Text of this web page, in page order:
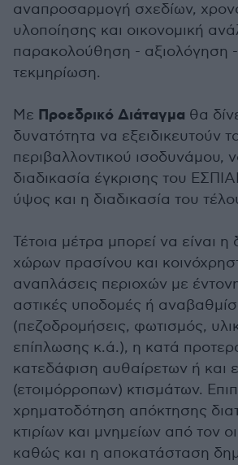
αναπροσαρμογή σχεδίων,
υλοποίησης και οικονομική
παρακολούθηση - αξιολόγηση
τεκμηρίωση.
Με Προεδρικό Διάταγμα θα
δυνατότητα να εξειδικευτούν
περιβαλλοντικού ισοδυνάμου,
διαδικασία έγκρισης του
ύψος και η διαδικασία του
Τέτοια μέτρα μπορεί να είναι η
χώρων πρασίνου και
αναπλάσεις περιοχών με
αστικές υποδομές ή
(πεζοδρομήσεις, φωτισμός,
επίπλωσης κ.ά.), η κατά
κατεδάφιση αυθαίρετων ή και
(ετοιμόρροπων) κτισμάτων.
χρηματοδότηση απόκτησης
κτιρίων και μνημείων από τον
καθώς και η αποκατάσταση